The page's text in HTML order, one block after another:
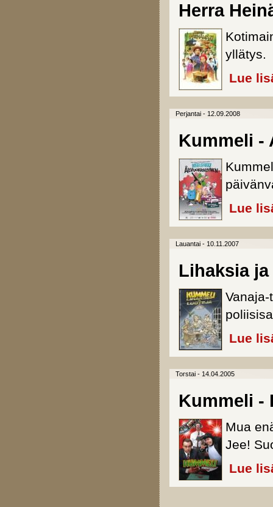
Herra
yllätys.
Lue
Perjantai - 12.09.2008
Kummeli -
Lue
Lauantai - 10.11.2007
Lihaksia
Lue
Torstai - 14.04.2005
Kummeli -
Mua
Jee!
Lue